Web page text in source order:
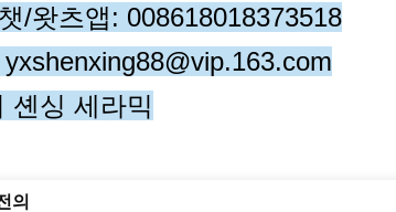
/왓츠앱: 008618018373518
셴싱 세라믹
의